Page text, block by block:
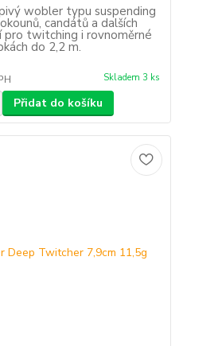
wobler typu suspending
candátů a dalších
pro twitching i rovnoměrné
do 2,2 m.
Skladem 3 ks
Přidat do košíku